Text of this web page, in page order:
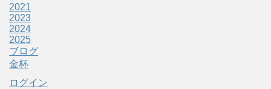
2021
2023
2024
2025
ブログ
金杯
ログイン